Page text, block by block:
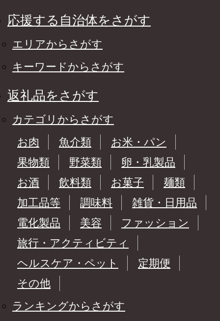
応援する自治体をさがす
エリアからさがす
キーワードからさがす
返礼品をさがす
カテゴリからさがす
お肉
魚介類
お米・パン
果物類
野菜類
卵・乳製品
お酒
飲料類 お菓子
麺類
加工品等
調味料
雑貨・日用品
電化製品
美容
ファッション
旅行・アクティビティ
ヘルスケア・ペット
定期便
その他
ランキングからさがす